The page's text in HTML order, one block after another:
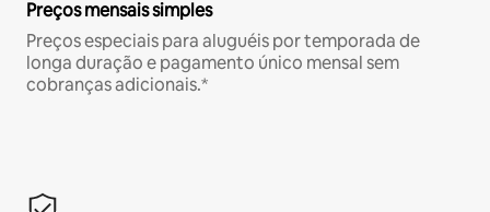
Preços mensais simples
Preços especiais para aluguéis por temporada de
longa duração e pagamento único mensal sem
cobranças adicionais.*